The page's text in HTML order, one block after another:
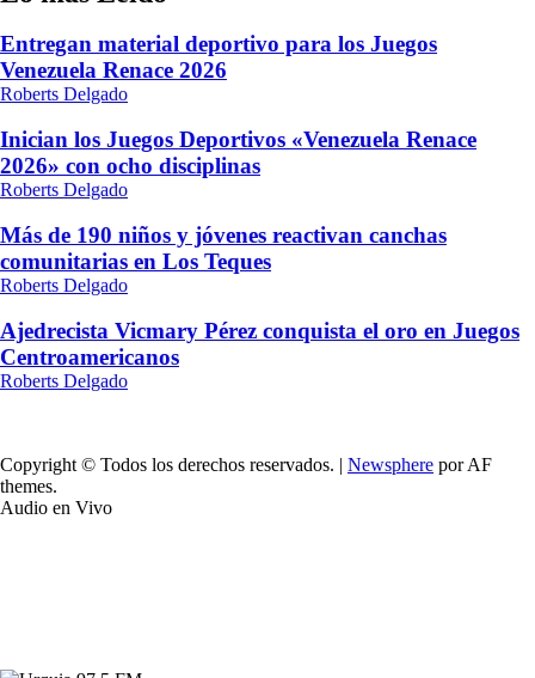
Entregan material deportivo para los Juegos
Venezuela Renace 2026
Roberts Delgado
Inician los Juegos Deportivos «Venezuela Renace
2026» con ocho disciplinas
Roberts Delgado
Más de 190 niños y jóvenes reactivan canchas
comunitarias en Los Teques
Roberts Delgado
Ajedrecista Vicmary Pérez conquista el oro en Juegos
Centroamericanos
Roberts Delgado
Copyright © Todos los derechos reservados. | Newsphere por AF
themes.
Audio en Vivo